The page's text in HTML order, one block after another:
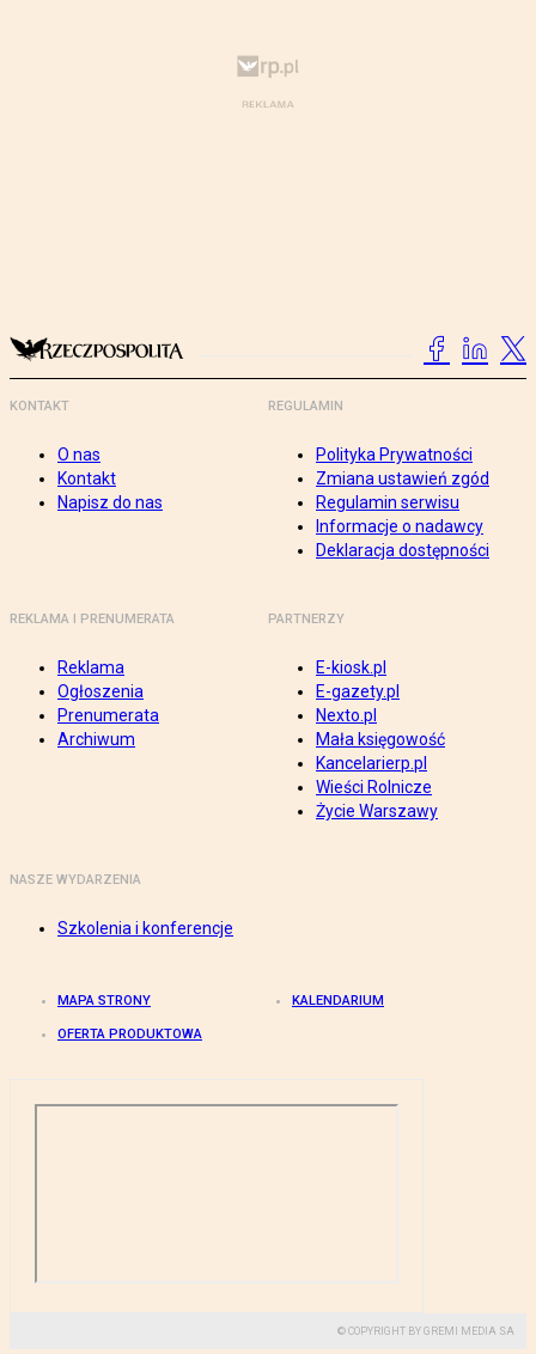
KONTAKT
O nas
Kontakt
Napisz do nas
REGULAMIN
Polityka Prywatności
Zmiana ustawień zgód
Regulamin serwisu
Informacje o nadawcy
Deklaracja dostępności
REKLAMA I PRENUMERATA
Reklama
Ogłoszenia
Prenumerata
Archiwum
PARTNERZY
E-kiosk.pl
E-gazety.pl
Nexto.pl
Mała księgowość
Kancelarierp.pl
Wieści Rolnicze
Życie Warszawy
NASZE WYDARZENIA
Szkolenia i konferencje
MAPA STRONY KALENDARIUM
OFERTA PRODUKTOWA
© COPYRIGHT BY GREMI MEDIA SA